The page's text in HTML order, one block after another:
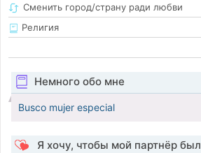
Сменить город/страну ради любви
Религия
Немного обо мне
Busco mujer especial
Я хочу, чтобы мой партнёр был